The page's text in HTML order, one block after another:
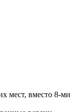
мест, вместо 8-ми